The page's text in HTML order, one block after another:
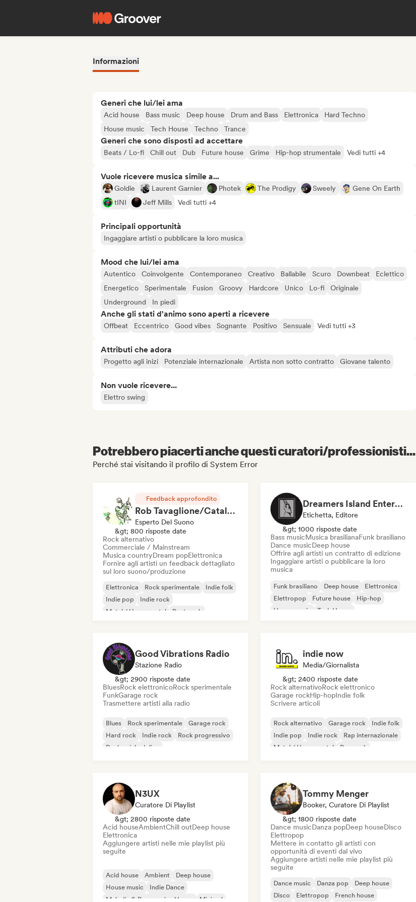
Informazioni
Generi che lui/lei ama
Acid house Bass music Deep house Drum and Bass Elettronica
Hard Techno
House music
Tech House Techno Trance
Generi che sono disposti ad accettare
Beats / Lo-fi Chill out Dub Future house Grime Hip-hop strumentale Vedi tutti +4
Vuole ricevere musica simile a...
Goldie Laurent Garnier Photek The Prodigy Sweely
Gene On Earth
tINI
Jeff Mills Vedi tutti +4
Principali opportunità
Ingaggiare artisti o pubblicare la loro musica
Mood che lui/lei ama
Autentico Coinvolgente Contemporaneo Creativo Ballabile Scuro Downbeat
Eclettico
Energetico
Sperimentale Fusion Groovy Hardcore Unico Lo-fi
Originale
Underground
In piedi
Anche gli stati d'animo sono aperti a ricevere
Offbeat Eccentrico Good vibes Sognante Positivo Sensuale Vedi tutti +3
Attributi che adora
Progetto agli inizi Potenziale internazionale Artista non sotto contratto Giovane talento
Non vuole ricevere...
Elettro swing
Potrebbero piacerti anche questi curatori/professionisti...
Perché stai visitando il profilo di System Error
Feedback approfondito
Rob Tavaglione/Catalyst Recording
Esperto Del Suono
&gt; 800 risposte date
Rock alternativo
Commerciale / Mainstream
Musica countryDream popElettronica
Fornire agli artisti un feedback dettagliato
sul loro suono/produzione
Elettronica Rock sperimentale
Indie folk
Indie pop
Indie rock
Metal / Heavy metal
Post punk
Dreamers Island Entertainment
Etichetta, Editore
&gt; 1000 risposte date
Bass musicMusica brasilianaFunk brasiliano
Dance musicDeep house
Offrire agli artisti un contratto di edizione
Ingaggiare artisti o pubblicare la loro
musica
Funk brasiliano Deep house
Elettronica
Elettropop
Future house
Hip-hop
House music
Tech House
Good Vibrations Radio
Stazione Radio
&gt; 2900 risposte date
BluesRock elettronicoRock sperimentale
FunkGarage rock
Trasmettere artisti alla radio
Blues Rock sperimentale
Garage rock
Hard rock
Indie rock
Rock progressivo
Rock psichedelico
indie now
Media/Giornalista
&gt; 2400 risposte date
Rock alternativoRock elettronico
Garage rockHip-hopIndie folk
Scrivere articoli
Rock alternativo Garage rock
Indie folk
Indie pop
Indie rock
Rap internazionale
Metal / Heavy metal
Pop rock
N3UX
Curatore Di Playlist
&gt; 2800 risposte date
Acid houseAmbientChill outDeep house
Elettronica
Aggiungere artisti nelle mie playlist più
seguite
Acid house Ambient
Deep house
House music
Indie Dance
Melodic & Progressive House
Minimal
Tommy Menger
Booker, Curatore Di Playlist
&gt; 1800 risposte date
Dance musicDanza popDeep houseDisco
Elettropop
Mettere in contatto gli artisti con
opportunità di eventi dal vivo
Aggiungere artisti nelle mie playlist più
seguite
Dance music Danza pop
Deep house
Disco
Elettropop French house